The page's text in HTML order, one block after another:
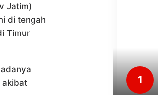
Jatim)
di tengah
Timur
akibat
1